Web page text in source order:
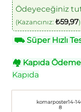
Ödeyeceğiniz
(Kazancınız: ₺59,97)
⛟Süper Hızlı
🏘 Kapıda
Kapıda
komarposter14-
8